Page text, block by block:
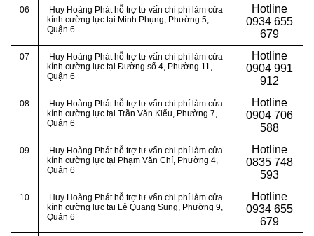
06
Huy Hoàng Phát hỗ trợ tư vấn chi phí làm cửa
kính cường lực tại Minh Phụng, Phường 5,
Quận 6
Hotline
0934 655
679
07
Huy Hoàng Phát hỗ trợ tư vấn chi phí làm cửa
kính cường lực tại Đường số 4, Phường 11,
Quận 6
Hotline
0904 991
912
08
Huy Hoàng Phát hỗ trợ tư vấn chi phí làm cửa
kính cường lực tại Trần Văn Kiểu, Phường 7,
Quận 6
Hotline
0904 706
588
09
Huy Hoàng Phát hỗ trợ tư vấn chi phí làm cửa
kính cường lực tại Phạm Văn Chí, Phường 4,
Quận 6
Hotline
0835 748
593
10
Huy Hoàng Phát hỗ trợ tư vấn chi phí làm cửa
kính cường lực tại Lê Quang Sung, Phường 9,
Quận 6
Hotline
0934 655
679